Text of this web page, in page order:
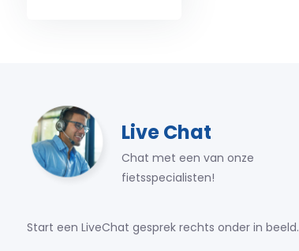
Live Chat
Chat met een van onze
fietsspecialisten!
Start een LiveChat gesprek rechts onder in beeld.